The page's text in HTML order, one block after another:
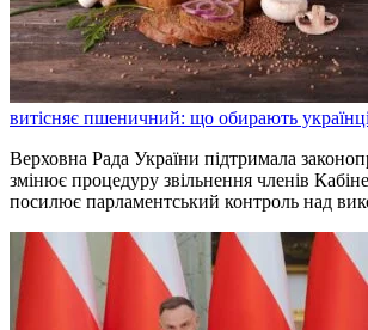
витісняє пшеничний: що обирають українці
Верховна Рада України підтримала
змінює процедуру звільнення членів
посилює парламентський контроль над